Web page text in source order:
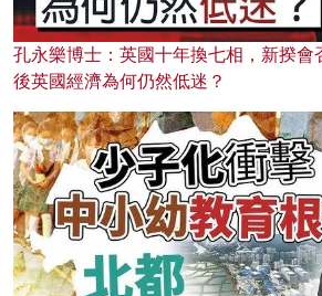
孔永樂博士：英國十年換七相，新揆會
後英國經濟為何仍然低迷？